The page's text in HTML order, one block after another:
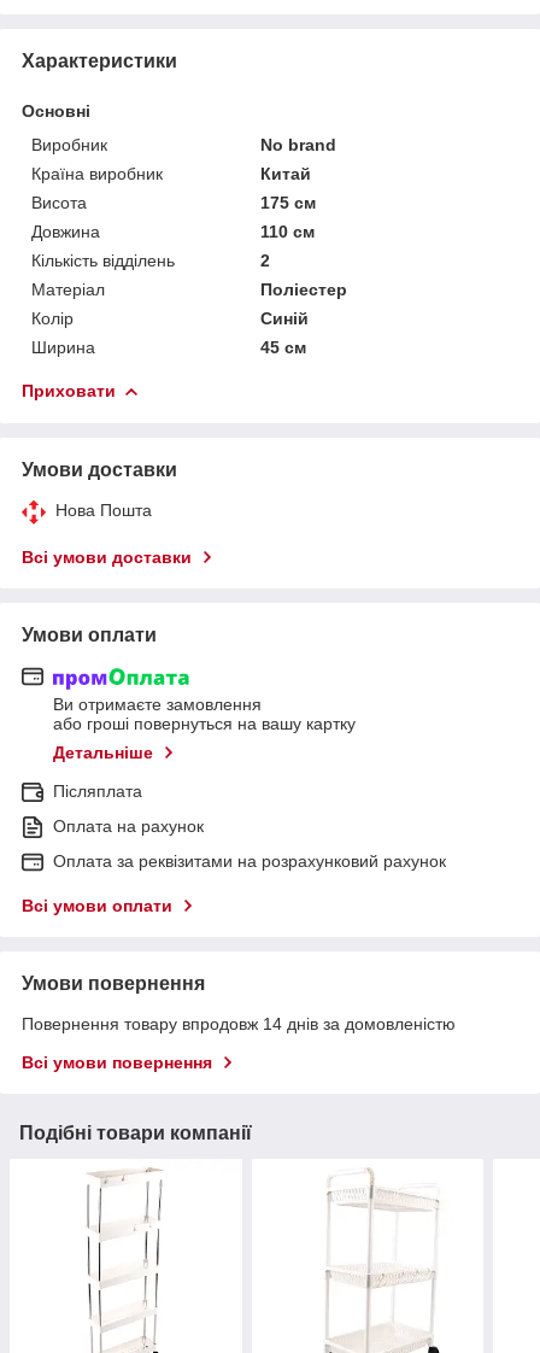
Характеристики
Основні
Виробник
No brand
Країна виробник
Китай
Висота
175 см
Довжина
110 см
Кількість відділень
2
Матеріал
Поліестер
Колір
Синій
Ширина
45 см
Приховати
Умови доставки
Нова Пошта
Всі умови доставки
Умови оплати
Ви отримаєте замовлення
або гроші повернуться на вашу картку
Детальніше
Післяплата
Оплата на рахунок
Оплата за реквізитами на розрахунковий рахунок
Всі умови оплати
Умови повернення
Повернення товару впродовж 14 днів за домовленістю
Всі умови повернення
Подібні товари компанії